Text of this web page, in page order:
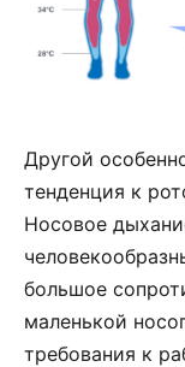
Другой
тенденция к
Носовое
большое
маленькой
требования к